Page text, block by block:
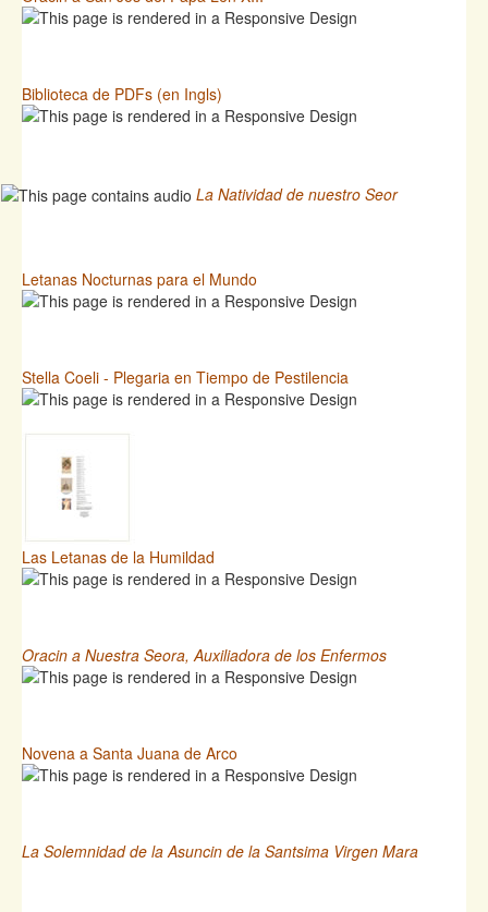
Biblioteca de PDFs (en Ingls)
La Natividad de nuestro Seor
Letanas Nocturnas para el Mundo
Stella Coeli - Plegaria en Tiempo de Pestilencia
Las Letanas de la Humildad
Oracin a Nuestra Seora, Auxiliadora de los Enfermos
Novena a Santa Juana de Arco
La Solemnidad de la Asuncin de la Santsima Virgen Mara